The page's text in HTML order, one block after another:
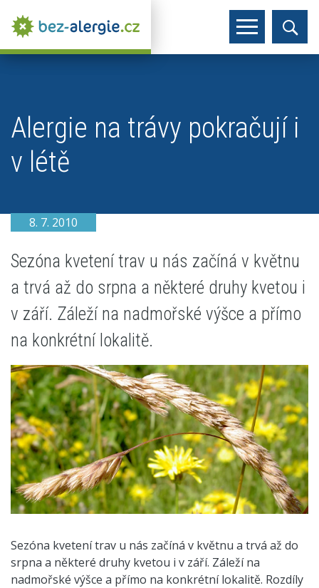
Alergie na trávy pokračují i
v létě
8. 7. 2010
Sezóna kvetení trav u nás začíná v květnu
a trvá až do srpna a některé druhy kvetou i
v září. Záleží na nadmořské výšce a přímo
na konkrétní lokalitě.
Sezóna kvetení trav u nás začíná v květnu a trvá až do
srpna a některé druhy kvetou i v září. Záleží na
nadmořské výšce a přímo na konkrétní lokalitě. Rozdíly